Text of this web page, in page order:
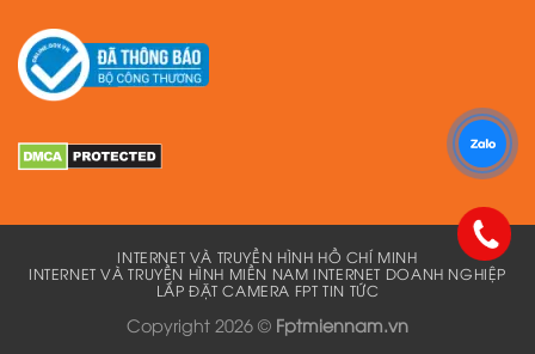
INTERNET VÀ TRUYỀN HÌNH HỒ CHÍ MINH
INTERNET VÀ TRUYỀN HÌNH MIỀN NAM INTERNET DOANH NGHIỆP
LẮP ĐẶT CAMERA FPT TIN TỨC
Copyright 2026 © Fptmiennam.vn